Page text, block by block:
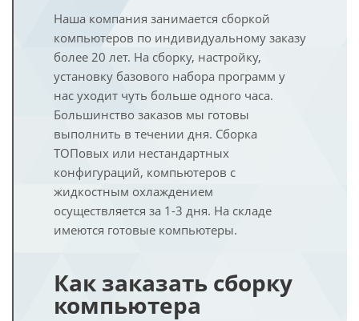
Наша компания занимается сборкой
компьютеров по индивидуальному заказу
более 20 лет. На сборку, настройку,
установку базового набора программ у
нас уходит чуть больше одного часа.
Большинство заказов мы готовы
выполнить в течении дня. Сборка
ТОПовых или нестандартных
конфигураций, компьютеров с
жидкостным охлаждением
осуществляется за 1-3 дня. На складе
имеются готовые компьютеры.
Как заказать сборку
компьютера